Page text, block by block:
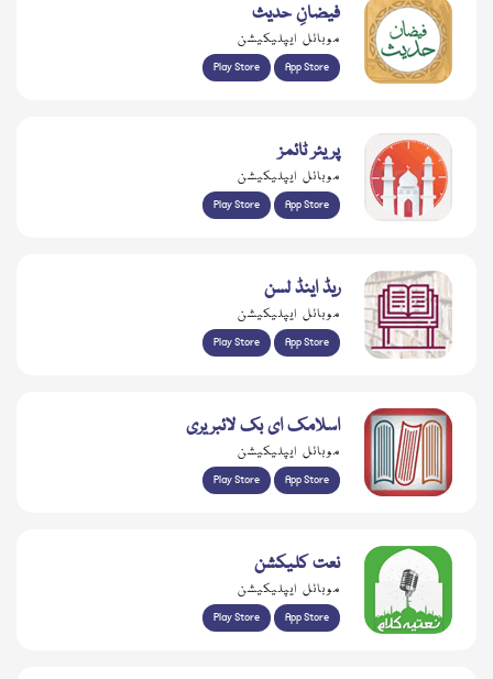
فیضانِ حدیث
موبائل ایپلیکیشن
Play Store App Store
پریئر ٹائمز
موبائل ایپلیکیشن
Play Store App Store
ریڈ اینڈ لسن
موبائل ایپلیکیشن
Play Store App Store
اسلامک ای بک لائبریری
موبائل ایپلیکیشن
Play Store App Store
نعت کلیکشن
موبائل ایپلیکیشن
Play Store App Store